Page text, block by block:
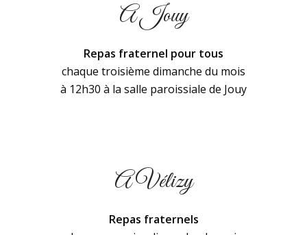
A Jouy
Repas fraternel pour tous
chaque troisième dimanche du mois
à 12h30 à la salle paroissiale de Jouy
A Vélizy
Repas fraternels